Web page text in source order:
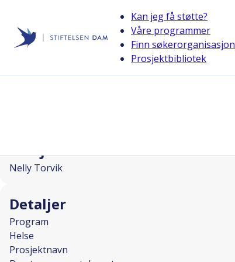
Kan jeg få støtte?
Våre programmer
Finn søkerorganisasjon
Prosjektbibliotek
Prosjektleder
Nelly Torvik
Detaljer
Program
Helse
Prosjektnavn